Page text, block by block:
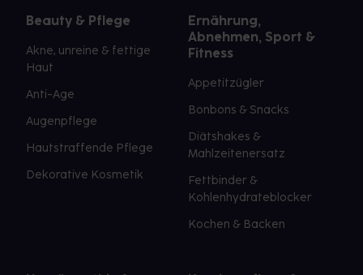
Beauty & Pflege
Akne, unreine & fettige
Haut
Anti-Age
Augenpflege
Hautstraffende Pflege
Dekorative Kosmetik
Ernährung,
Abnehmen, Sport &
Fitness
Appetitzügler
Bonbons & Snacks
Diätshakes &
Mahlzeitenersatz
Fettbinder &
Kohlenhydrateblocker
Kochen & Backen